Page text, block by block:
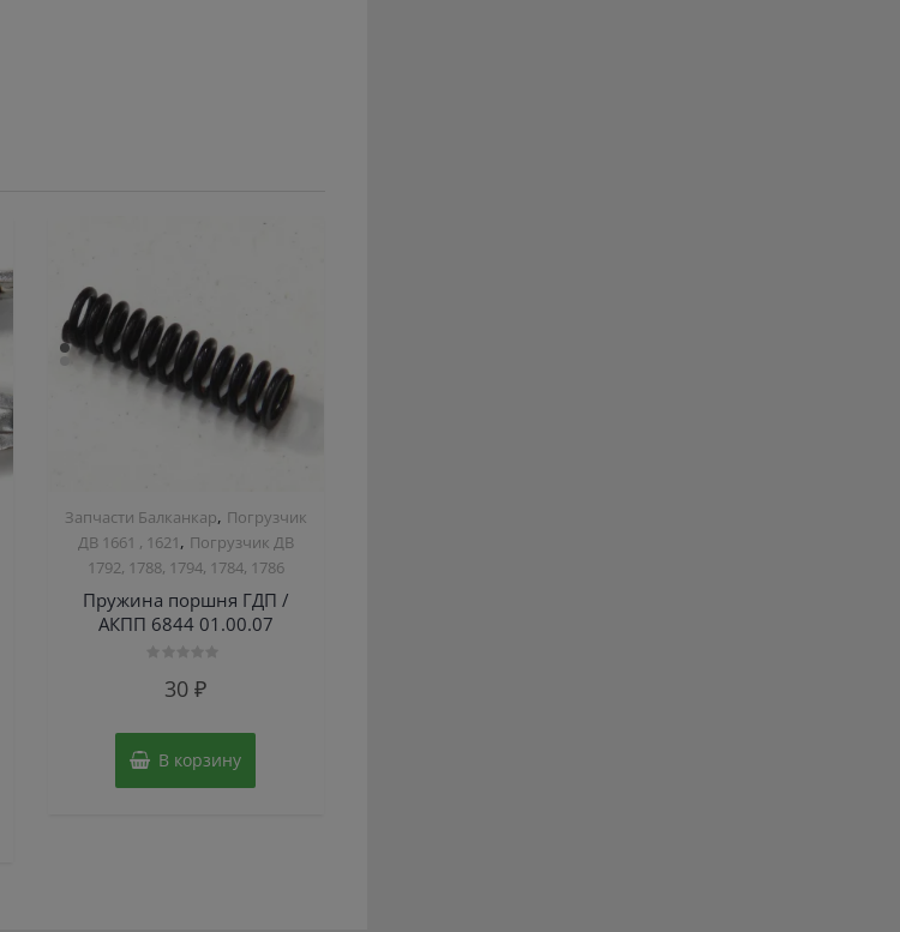
Запчасти Балканкар, Погрузчик
ДВ 1661 , 1621, Погрузчик ДВ
1792, 1788, 1794, 1784, 1786
Пружина поршня ГДП /
АКПП 6844 01.00.07
30₽
В корзину